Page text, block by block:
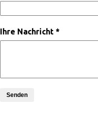
Ihre Nachricht *
Senden